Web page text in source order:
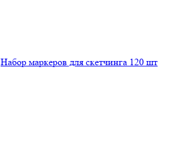
Набор маркеров для скетчинга 120 шт